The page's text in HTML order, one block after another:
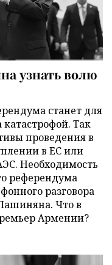
узнать волю
станет для
Так
проведения в
в ЕС или
Необходимость
референдума
разговора
Что в
Армении?